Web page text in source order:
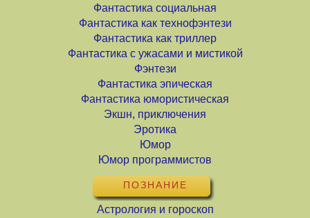
Фантастика социальная
Фантастика как технофэнтези
Фантастика как триллер
Фантастика с ужасами и мистикой
Фэнтези
Фантастика эпическая
Фантастика юмористическая
Экшн, приключения
Эротика
Юмор
Юмор программистов
ПОЗНАНИЕ
Астрология и гороскоп